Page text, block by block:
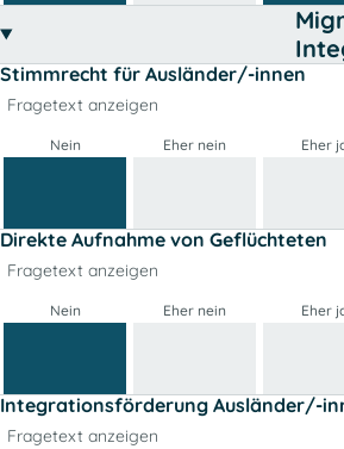
Stimmrecht für Ausländer/-innen
Fragetext anzeigen
Nein Eher nein Eher
Direkte Aufnahme von Geflüchteten
Fragetext anzeigen
Nein Eher nein Eher
Integrationsförderung Ausländer/-
Fragetext anzeigen